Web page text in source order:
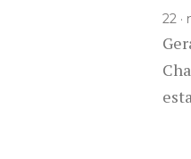
22 ·